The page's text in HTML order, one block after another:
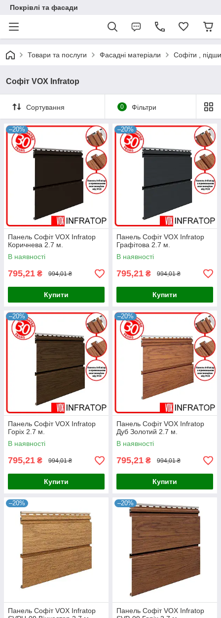
Покрівлі та фасади
Товари та послуги Фасадні матеріали Софіти ,
Софіт VOX Infratop
Сортування 0 Фільтри
–20%
Панель Софіт VOX Infratop
Коричнева 2.7 м.
В наявності
795,21 ₴ 994,01 ₴
Купити
–20%
Панель Софіт VOX Infratop
Графітова 2.7 м.
В наявності
795,21 ₴ 994,01 ₴
Купити
–20%
Панель Софіт VOX Infratop
Горіх 2.7 м.
В наявності
795,21 ₴ 994,01 ₴
Купити
–20%
Панель Софіт VOX Infratop
Дуб Золотий 2.7 м.
В наявності
795,21 ₴ 994,01 ₴
Купити
–20%
Панель Софіт VOX Infratop
–20%
Панель Софіт VOX Infratop